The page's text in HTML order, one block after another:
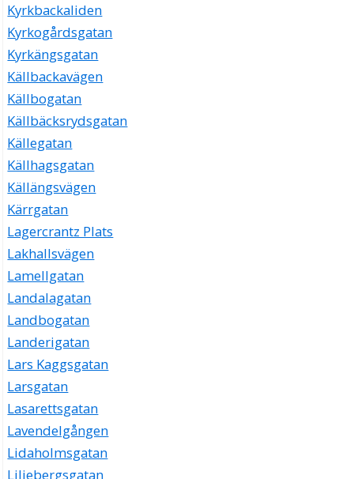
Kyrkbackaliden
Kyrkogårdsgatan
Kyrkängsgatan
Källbackavägen
Källbogatan
Källbäcksrydsgatan
Källegatan
Källhagsgatan
Källängsvägen
Kärrgatan
Lagercrantz Plats
Lakhallsvägen
Lamellgatan
Landalagatan
Landbogatan
Landerigatan
Lars Kaggsgatan
Larsgatan
Lasarettsgatan
Lavendelgången
Lidaholmsgatan
Liljebergsgatan